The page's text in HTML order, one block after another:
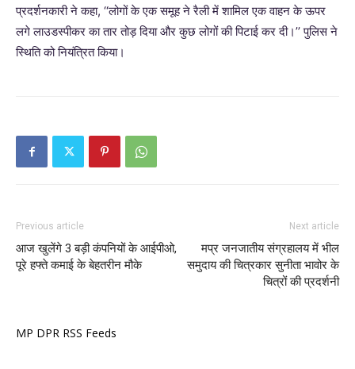
प्रदर्शनकारी ने कहा, ‘‘लोगों के एक समूह ने रैली में शामिल एक वाहन के ऊपर
लगे लाउडस्पीकर का तार तोड़ दिया और कुछ लोगों की पिटाई कर दी।’’ पुलिस ने
स्थिति को नियंत्रित किया।
Previous article
आज खुलेंगे 3 बड़ी कंपनियों के आईपीओ,
पूरे हफ्ते कमाई के बेहतरीन मौके
Next article
मप्र जनजातीय संग्रहालय में भील
समुदाय की चित्रकार सुनीता भावोर के
चित्रों की प्रदर्शनी
MP DPR RSS Feeds